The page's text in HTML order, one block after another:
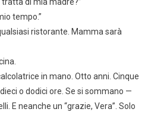
tempo.”
ristorante. Mamma sarà
in mano. Otto anni. Cinque
o dodici ore. Se si sommano —
E neanche un “grazie, Vera”. Solo